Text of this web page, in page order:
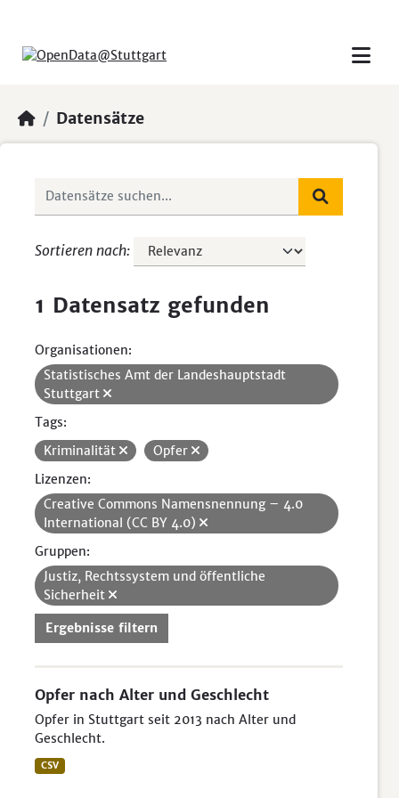
Datensätze
Sortieren nach
1 Datensatz gefunden
Organisationen:
Statistisches Amt der Landeshauptstadt
Stuttgart
Tags:
Kriminalität
Opfer
Lizenzen:
Creative Commons Namensnennung – 4.0
International (CC BY 4.0)
Gruppen:
Justiz, Rechtssystem und öffentliche
Sicherheit
Ergebnisse filtern
Opfer nach Alter und Geschlecht
Opfer in Stuttgart seit 2013 nach Alter und
Geschlecht.
CSV